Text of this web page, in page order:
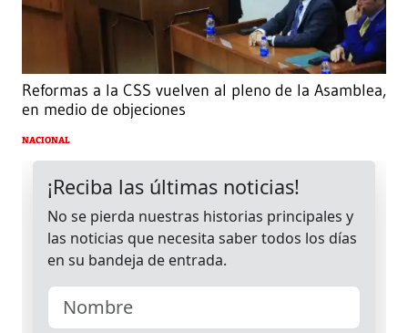
Reformas a la CSS vuelven al pleno de la Asamblea,
en medio de objeciones
NACIONAL